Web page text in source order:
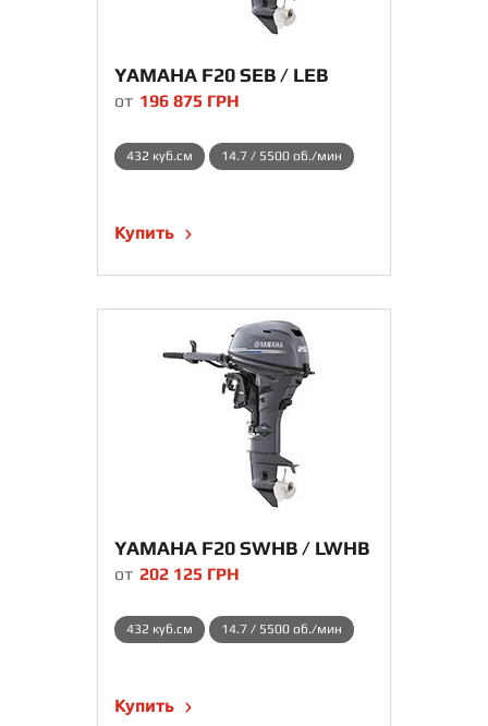
YAMAHA F20 SEB / LEB
от 196 875 ГРН
432 куб.см 14.7 / 5500 об./мин
Купить
YAMAHA F20 SWHB / LWHB
от 202 125 ГРН
432 куб.см 14.7 / 5500 об./мин
Купить